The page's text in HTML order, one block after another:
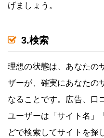
げましょう。
3.検索
理想の状態は、あなたの
ザーが、確実にあなたの
なることです。広告、口
ユーザーは「サイト名」
どで検索してサイトを探